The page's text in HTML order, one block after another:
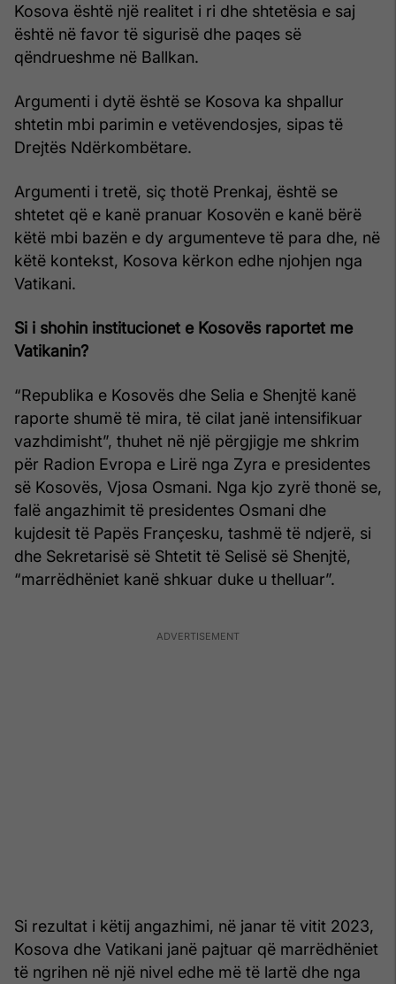
Kosova është një realitet i ri dhe shtetësia e saj
është në favor të sigurisë dhe paqes së
qëndrueshme në Ballkan.
Argumenti i dytë është se Kosova ka shpallur
shtetin mbi parimin e vetëvendosjes, sipas të
Drejtës Ndërkombëtare.
Argumenti i tretë, siç thotë Prenkaj, është se
shtetet që e kanë pranuar Kosovën e kanë bërë
këtë mbi bazën e dy argumenteve të para dhe, në
këtë kontekst, Kosova kërkon edhe njohjen nga
Vatikani.
Si i shohin institucionet e Kosovës raportet me
Vatikanin?
“Republika e Kosovës dhe Selia e Shenjtë kanë
raporte shumë të mira, të cilat janë intensifikuar
vazhdimisht”, thuhet në një përgjigje me shkrim
për Radion Evropa e Lirë nga Zyra e presidentes
së Kosovës, Vjosa Osmani. Nga kjo zyrë thonë se,
falë angazhimit të presidentes Osmani dhe
kujdesit të Papës Françesku, tashmë të ndjerë, si
dhe Sekretarisë së Shtetit të Selisë së Shenjtë,
“marrëdhëniet kanë shkuar duke u thelluar”.
Si rezultat i këtij angazhimi, në janar të vitit 2023,
Kosova dhe Vatikani janë pajtuar që marrëdhëniet
të ngrihen në një nivel edhe më të lartë dhe nga